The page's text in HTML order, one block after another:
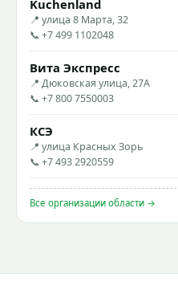
Kuchenland
📍 улица 8 Марта, 32
📞 +7 499 1102048
Вита Экспресс
📍 Дюковская улица, 27А
📞 +7 800 7550003
КСЭ
📍 улица Красных Зорь
📞 +7 493 2920559
Все организации области →